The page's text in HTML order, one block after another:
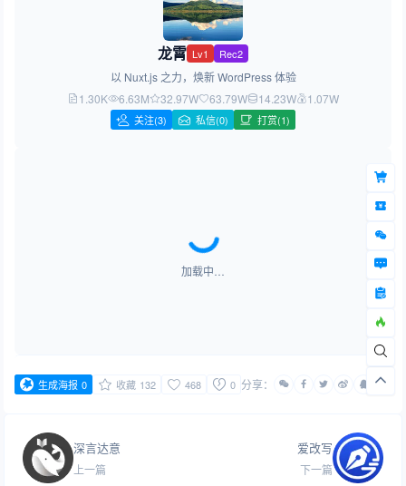
龙霄 Lv1 Rec2
以 Nuxt.js 之力，焕新 WordPress 体验
1.30K
6.63M 32.97W 63.79W 14.23W 1.07W
关注(3) 私信(0) 打赏(1)
加载中…
生成海报 0 收藏 132 468 0 分享：
深言达意
上一篇
爱改写
下一篇